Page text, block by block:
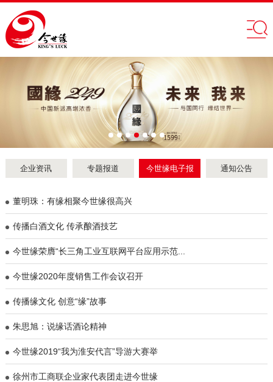
企业资讯 专题报道 今世缘电子报 通知公告
董明珠：有缘相聚今世缘很高兴
传播白酒文化 传承酿酒技艺
今世缘荣膺“长三角工业互联网平台应用示范...
今世缘2020年度销售工作会议召开
传播缘文化 创意“缘”故事
朱思旭：说缘话酒论精神
今世缘2019“我为淮安代言”导游大赛举
徐州市工商联企业家代表团走进今世缘